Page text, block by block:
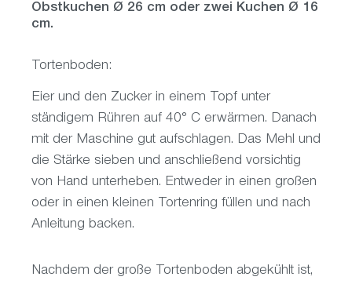
Obstkuchen Ø 26 cm oder zwei Kuchen Ø 16
cm.
Tortenboden:
Eier und den Zucker in einem Topf unter
ständigem Rühren auf 40° C erwärmen. Danach
mit der Maschine gut aufschlagen. Das Mehl und
die Stärke sieben und anschließend vorsichtig
von Hand unterheben. Entweder in einen großen
oder in einen kleinen Tortenring füllen und nach
Anleitung backen.
Nachdem der große Tortenboden abgekühlt ist,